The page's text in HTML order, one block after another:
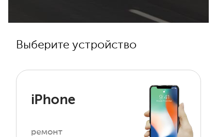
Выберите устройство
iPhone
ремонт